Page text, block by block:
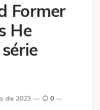
Former
He
de 2023 0